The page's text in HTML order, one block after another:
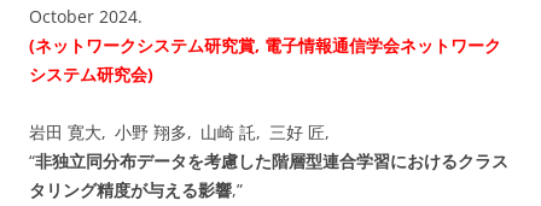
October 2024.
(ネットワークシステム研究賞, 電子情報通信学会ネットワーク
システム研究会)
岩田 寛大, 小野 翔多, 山崎 託, 三好 匠,
“非独立同分布データを考慮した階層型連合学習におけるクラス
タリング精度が与える影響,”